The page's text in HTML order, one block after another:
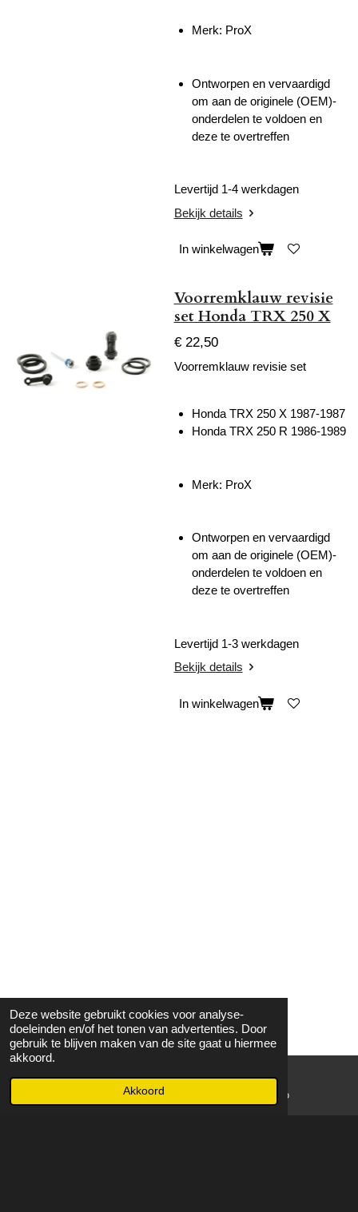
Deze website gebruikt cookies voor analyse-
doeleinden en/of het tonen van advertenties. Door
gebruik te blijven maken van de site gaat u hiermee
akkoord.
Akkoord
Merk: ProX
Ontworpen en vervaardigd
om aan de originele (OEM)-
onderdelen te voldoen en
deze te overtreffen
Levertijd 1-4 werkdagen
Bekijk details
In winkelwagen
Voorremklauw revisie
set Honda TRX 250 X
€ 22,50
Voorremklauw revisie set
Honda TRX 250 X 1987-1987
Honda TRX 250 R 1986-1989
Merk: ProX
Ontworpen en vervaardigd
om aan de originele (OEM)-
onderdelen te voldoen en
deze te overtreffen
Levertijd 1-3 werkdagen
Bekijk details
In winkelwagen
WhatsApp